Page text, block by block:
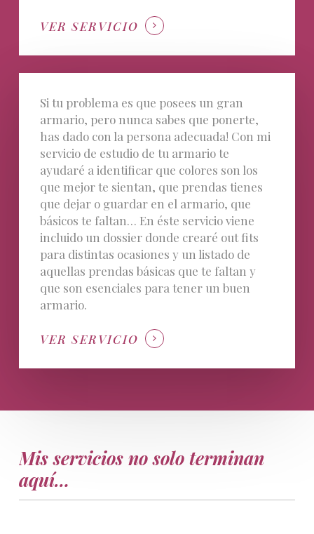
VER SERVICIO
Si tu problema es que posees un gran
armario, pero nunca sabes que ponerte,
has dado con la persona adecuada! Con mi
servicio de estudio de tu armario te
ayudaré a identificar que colores son los
que mejor te sientan, que prendas tienes
que dejar o guardar en el armario, que
básicos te faltan… En éste servicio viene
incluido un dossier donde crearé out fits
para distintas ocasiones y un listado de
aquellas prendas básicas que te faltan y
que son esenciales para tener un buen
armario.
VER SERVICIO
Mis servicios no solo terminan
aquí…